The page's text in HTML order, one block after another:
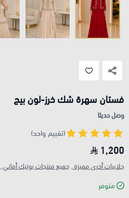
فستان سهرة شك خرز-لون بيج
وصل حديثا
(تقييم واحد)
1,200
جلابيات أخرى مميزة , جميع منتجات بوتيك أماني ,
متوفر